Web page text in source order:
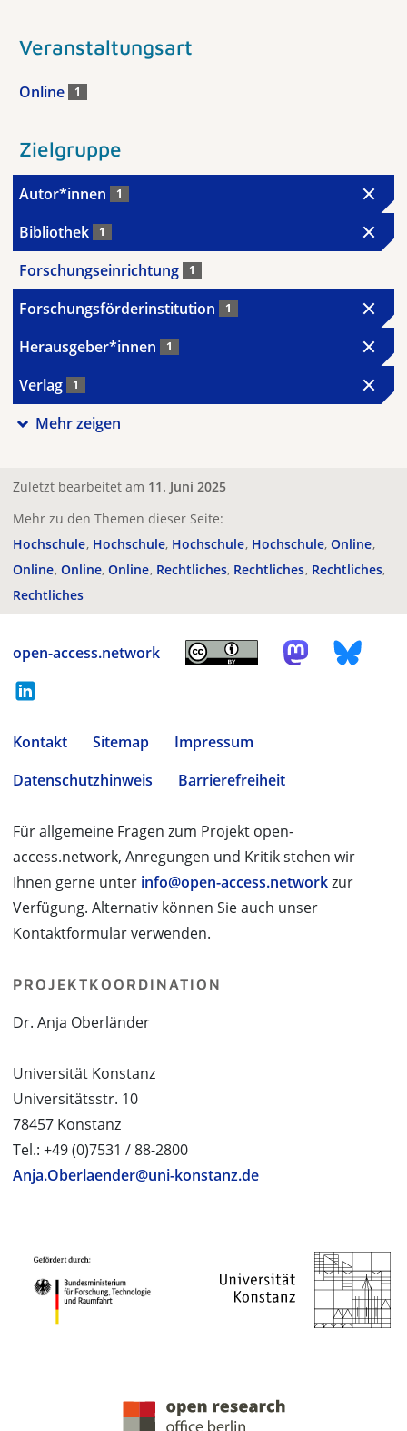
Veranstaltungsart
Online 1
Zielgruppe
Autor*innen 1
Bibliothek 1
Forschungseinrichtung 1
Forschungsförderinstitution 1
Herausgeber*innen 1
Verlag 1
Mehr zeigen
Zuletzt bearbeitet am 11. Juni 2025
Mehr zu den Themen dieser Seite:
Hochschule Hochschule Hochschule Hochschule Online
Online Online Online Rechtliches Rechtliches Rechtliches
Rechtliches
open-access.network
Kontakt Sitemap
Impressum
Datenschutzhinweis
Barrierefreiheit
Für allgemeine Fragen zum Projekt open-
access.network, Anregungen und Kritik stehen wir
Ihnen gerne unter info@open-access.networkzur
Verfügung. Alternativ können Sie auch unser
Kontaktformular verwenden.
PROJEKTKOORDINATION
Dr. Anja Oberländer
Universität Konstanz
Universitätsstr. 10
78457 Konstanz
Tel.: +49 (0)7531 / 88-2800
Anja.Oberlaender@uni-konstanz.de